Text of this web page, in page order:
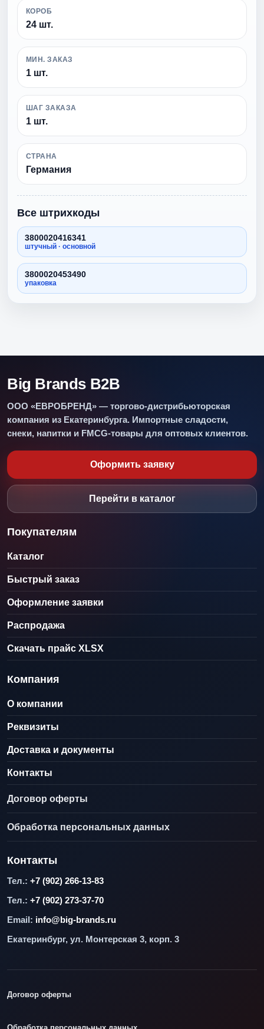
КОРОБ
24 шт.
МИН. ЗАКАЗ
1 шт.
ШАГ ЗАКАЗА
1 шт.
СТРАНА
Германия
Все штрихкоды
3800020416341
штучный · основной
3800020453490
упаковка
Big Brands B2B
ООО «ЕВРОБРЕНД» — торгово-дистрибьюторская
компания из Екатеринбурга. Импортные сладости,
снеки, напитки и FMCG-товары для оптовых клиентов.
Оформить заявку
Перейти в каталог
Покупателям
Каталог
Быстрый заказ
Оформление заявки
Распродажа
Скачать прайс XLSX
Компания
О компании
Реквизиты
Доставка и документы
Контакты
Договор оферты
Обработка персональных данных
Контакты
Тел.: +7 (902) 266-13-83
Тел.: +7 (902) 273-37-70
Email: info@big-brands.ru
Екатеринбург, ул. Монтерская 3, корп. 3
Договор оферты